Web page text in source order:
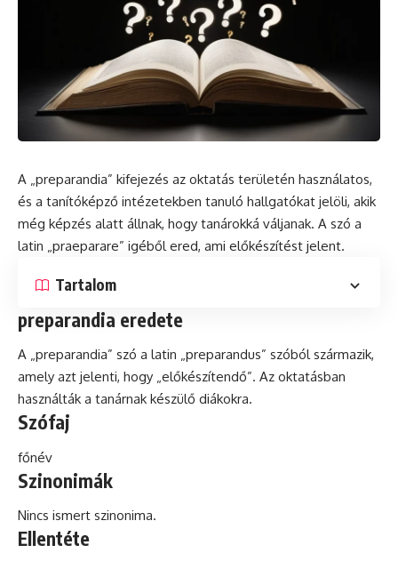
A „preparandia” kifejezés az oktatás területén használatos,
és a tanítóképző intézetekben tanuló hallgatókat jelöli, akik
még képzés alatt állnak, hogy tanárokká váljanak. A szó a
latin „praeparare” igéből ered, ami előkészítést jelent.
Tartalom
preparandia eredete
A „preparandia” szó a latin „preparandus” szóból származik,
amely azt jelenti, hogy „előkészítendő”. Az oktatásban
használták a tanárnak készülő diákokra.
Szófaj
főnév
Szinonimák
Nincs ismert szinonima.
Ellentéte